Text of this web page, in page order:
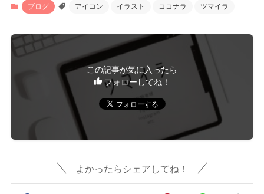
ブログ アイコン イラスト ココナラ ツマイラ
この記事が気に入ったら
フォローしてね！
よかったらシェアしてね！